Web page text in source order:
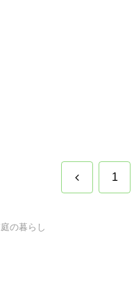
前 1
の暮らし